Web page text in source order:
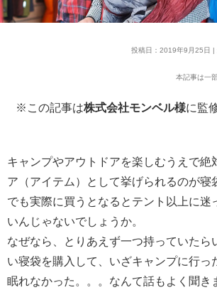
投稿日：2019年9月25日 |
本記事は一
※この記事は株式会社モンベル様に監
キャンプやアウトドアを楽しむうえで絶
ア（アイテム）として挙げられるのが寝
でも実際に買うとなるとテント以上に迷
いんじゃないでしょうか。
なぜなら、とりあえず一つ持っていたら
い寝袋を購入して、いざキャンプに行っ
眠れなかった。。。なんて話もよく聞き